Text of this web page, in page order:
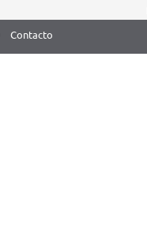
Contacto